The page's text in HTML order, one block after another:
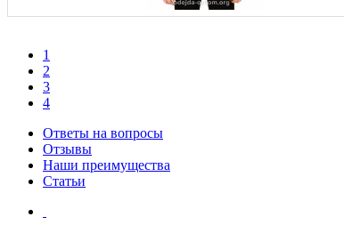
1
2
3
4
Ответы на вопросы
Отзывы
Наши преимущества
Статьи